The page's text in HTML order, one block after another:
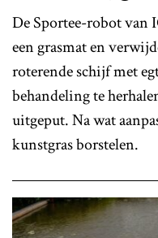
De Sportee-robot van
een grasmat en
roterende schijf met
behandeling te
uitgeput. Na wat
kunstgras borstelen.